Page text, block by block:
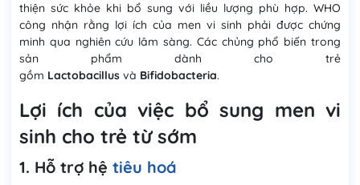
thiện sức khỏe khi bổ sung với liều lượng phù hợp. WHO
công nhận rằng lợi ích của men vi sinh phải được chứng
minh qua nghiên cứu lâm sàng. Các chủng phổ biến trong
sản phẩm dành cho trẻ
gồm Lactobacillus và Bifidobacteria.
Lợi ích của việc bổ sung men vi
sinh cho trẻ từ sớm
1. Hỗ trợ hệ tiêu hoá